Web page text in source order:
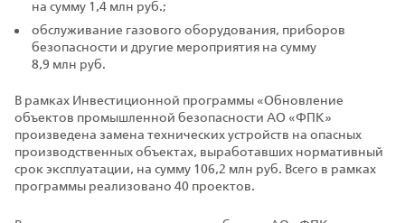
на сумму 1,4 млн руб.;
обслуживание газового оборудования, приборов
безопасности и другие мероприятия на сумму
8,9 млн руб.
В рамках Инвестиционной программы «Обновление
объектов промышленной безопасности АО «ФПК»
произведена замена технических устройств на опасных
производственных объектах, выработавших нормативный
срок эксплуатации, на сумму 106,2 млн руб. Всего в рамках
программы реализовано 40 проектов.